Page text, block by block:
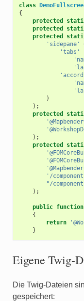
class
{
protected
protected
protected
'sidepane'
'tabs'
)
);
protected
);
protected
'/
"/
);
public function
{
return
}
Eigene Twig-
Die Twig-Dateien
gespeichert: